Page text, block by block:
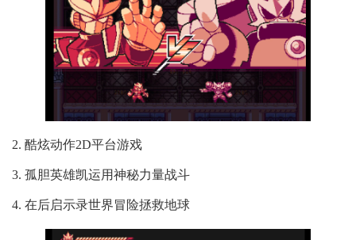
2. 酷炫动作2D平台游戏
3. 孤胆英雄凯运用神秘力量战斗
4. 在后启示录世界冒险拯救地球